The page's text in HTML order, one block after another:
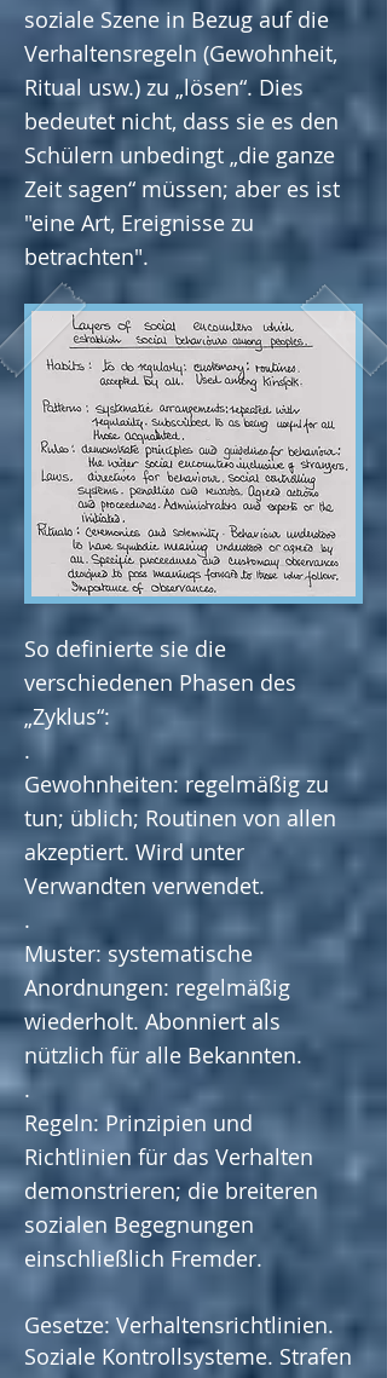
soziale Szene in Bezug auf die
Verhaltensregeln (Gewohnheit,
Ritual usw.) zu „lösen“. Dies
bedeutet nicht, dass sie es den
Schülern unbedingt „die ganze
Zeit sagen“ müssen; aber es ist
"eine Art, Ereignisse zu
betrachten".
So definierte sie die
verschiedenen Phasen des
„Zyklus“:
.
Gewohnheiten: regelmäßig zu
tun; üblich; Routinen von allen
akzeptiert. Wird unter
Verwandten verwendet.
.
Muster: systematische
Anordnungen: regelmäßig
wiederholt. Abonniert als
nützlich für alle Bekannten.
.
Regeln: Prinzipien und
Richtlinien für das Verhalten
demonstrieren; die breiteren
sozialen Begegnungen
einschließlich Fremder.
Gesetze: Verhaltensrichtlinien.
Soziale Kontrollsysteme. Strafen